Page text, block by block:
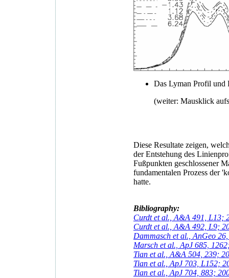
Das Lyman Profil und
(weiter: Mausklick
Diese Resultate zeigen,
der Entstehung des
Fußpunkten geschlossener
fundamentalen Prozess der
hatte.
Bibliography:
Curdt et al., A&A 491, L13;
Curdt et al., A&A 492, L9;
Dammasch et al., AnGeo
Marsch et al., ApJ 685,
Tian et al., A&A 504, 239;
Tian et al., ApJ 703, L152;
Tian et al., ApJ 704, 883;